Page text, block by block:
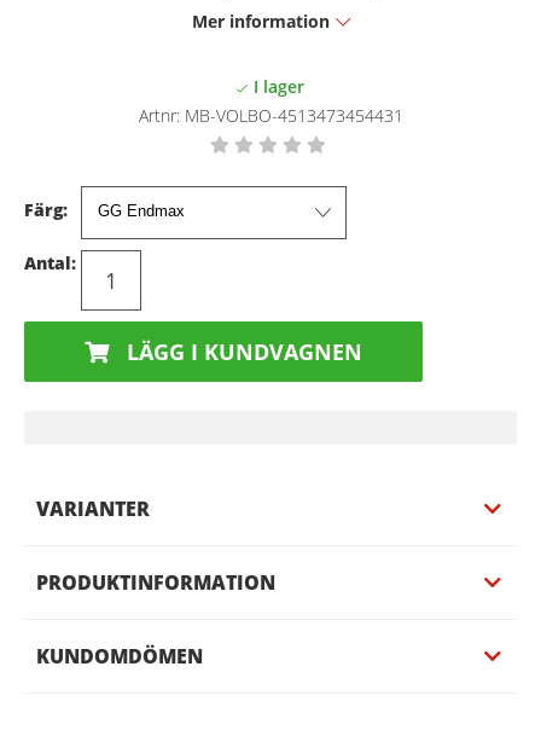
Mer information
Artnr: MB-VOLBO-4513473454431
Färg:
Antal:
LÄGG I KUNDVAGNEN
VARIANTER
PRODUKTINFORMATION
KUNDOMDÖMEN